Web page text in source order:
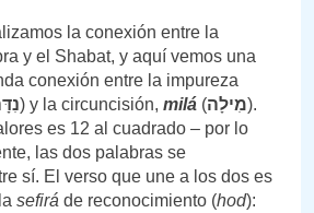
la conexión entre la
y el Shabat, y aquí vemos una
conexión entre la impureza
) y la circuncisión, milá (מִילָה).
es 12 al cuadrado – por lo
las dos palabras se
sí. El verso que une a los dos es
sefirá de reconocimiento (hod):